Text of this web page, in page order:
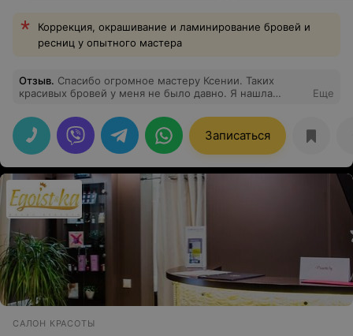
Коррекция, окрашивание и ламинирование бровей и
ресниц у опытного мастера
Отзыв. Спасибо огромное мастеру Ксении. Таких
красивых бровей у меня не было давно. Я нашла
Всем рекомендую.
Еще
Записаться
САЛОН КРАСОТЫ